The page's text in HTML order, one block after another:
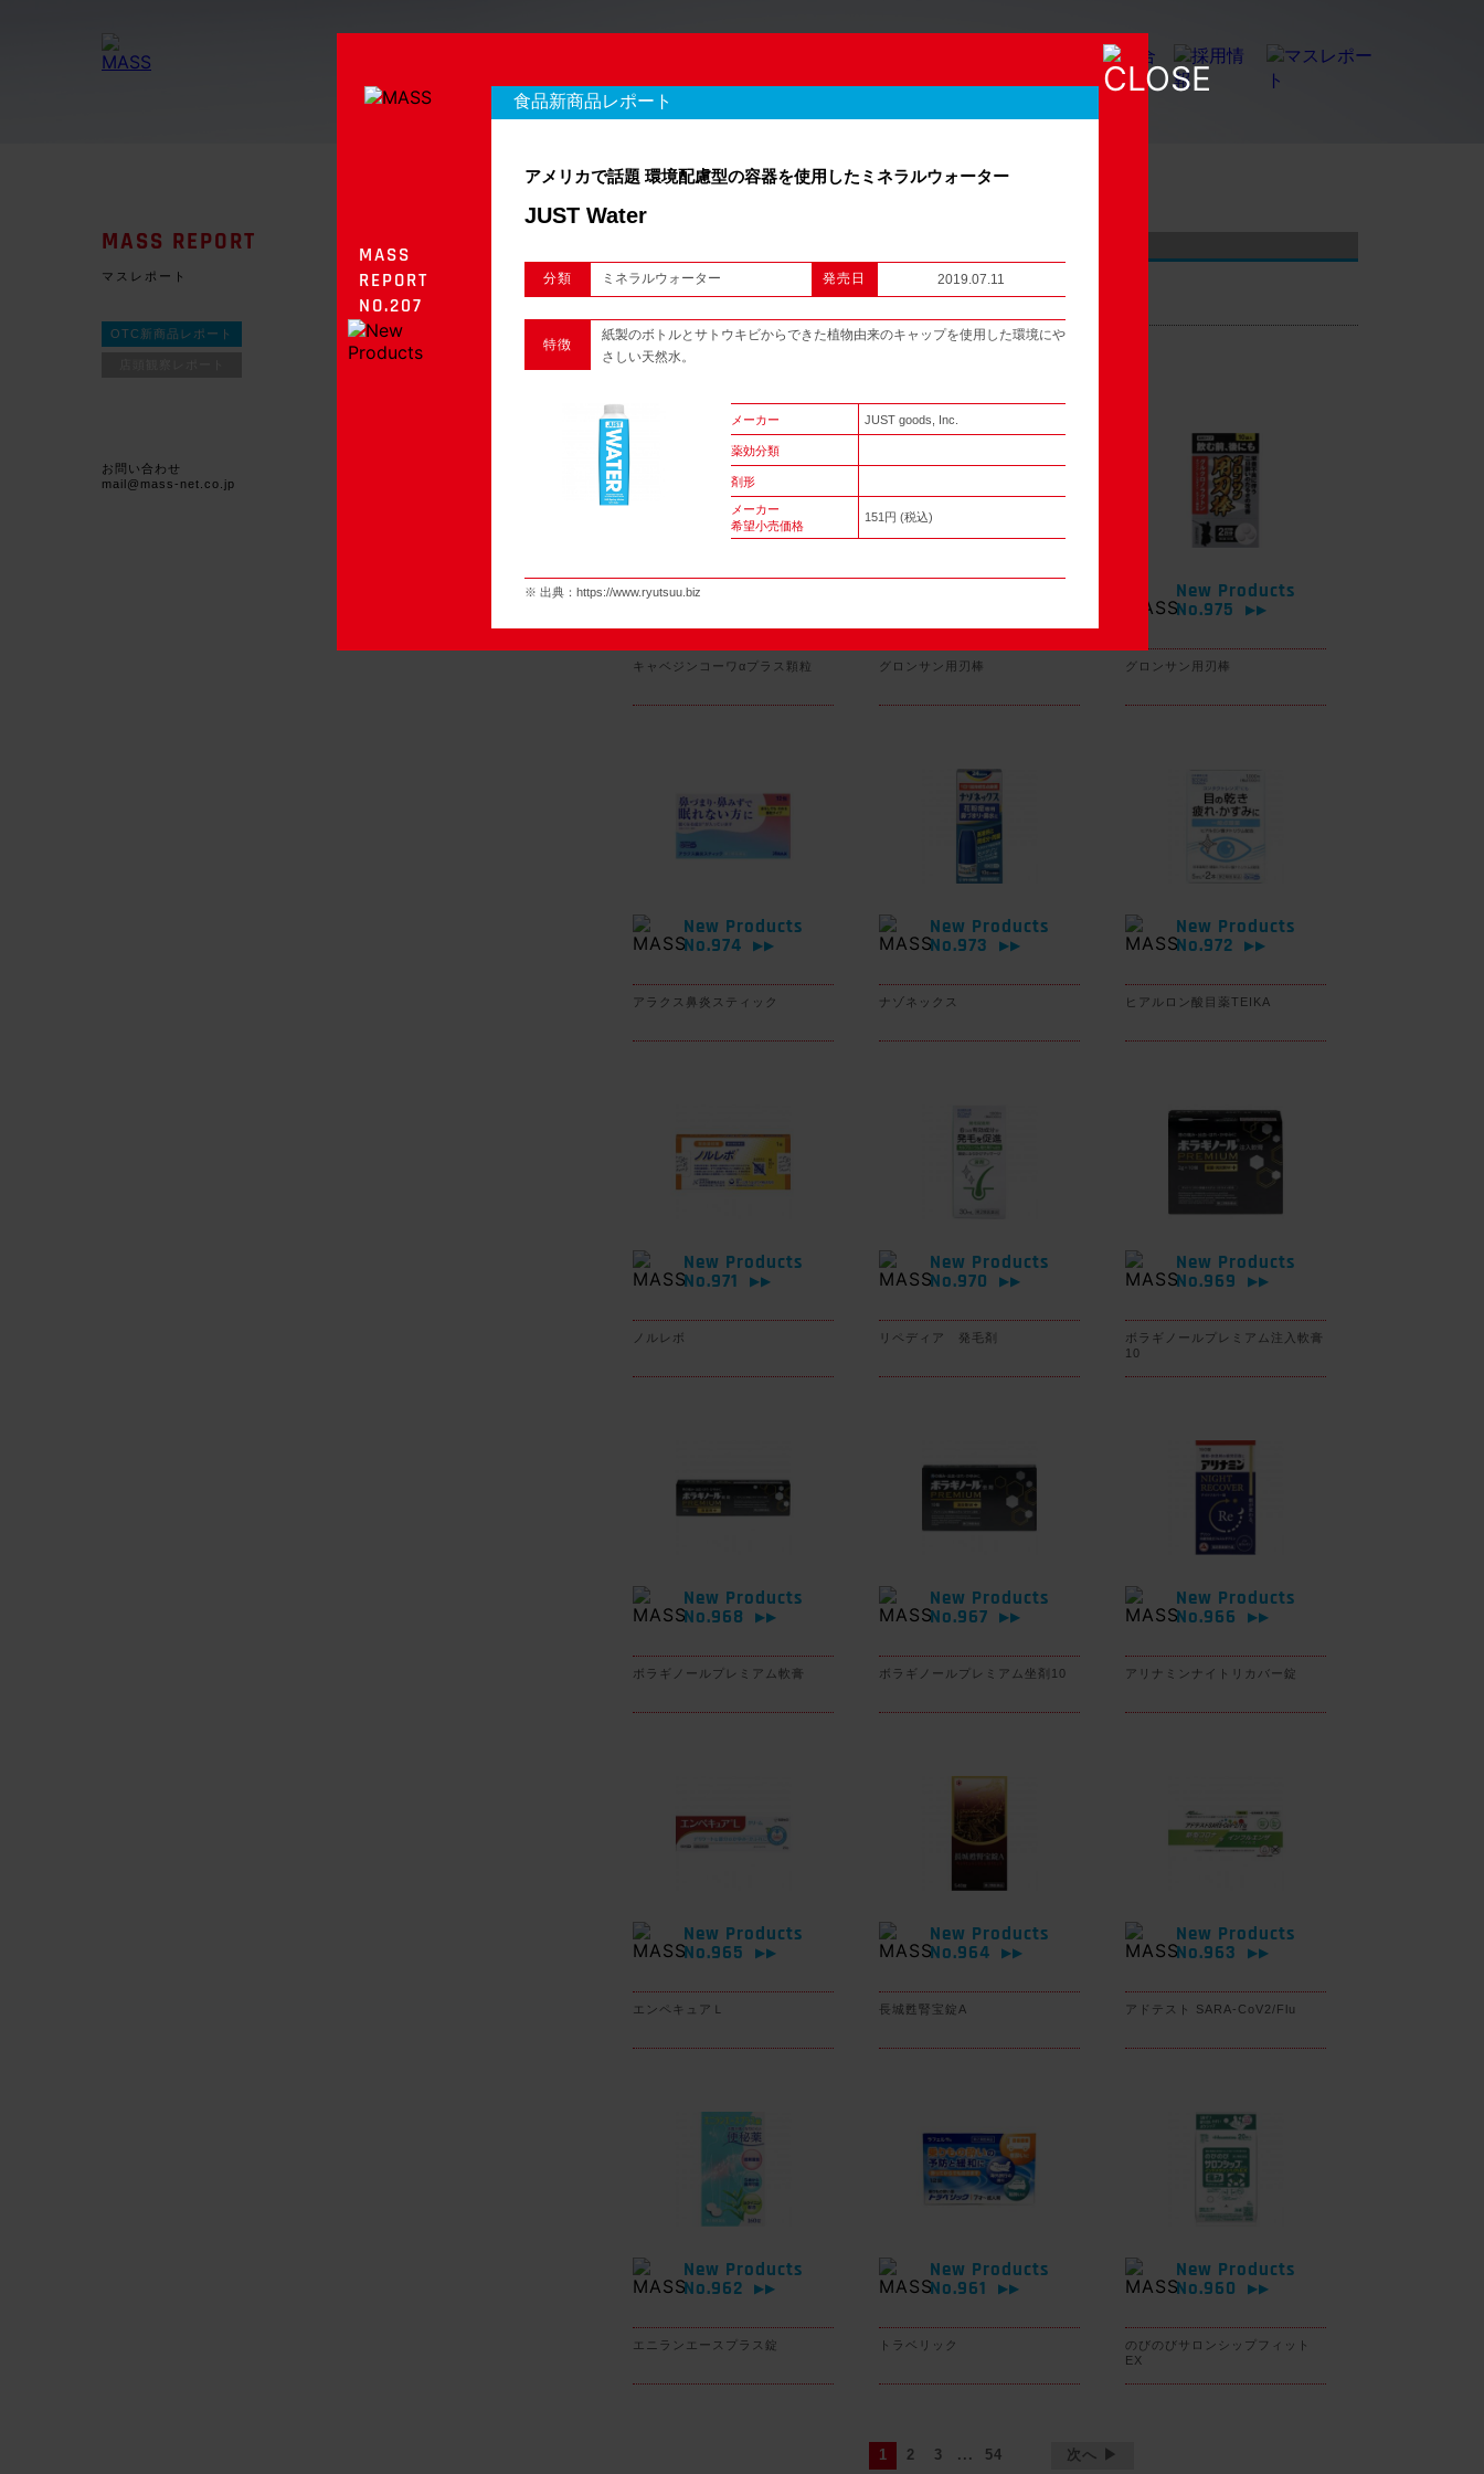
MASS REPORT
マスレポート
OTC新商品レポート
お問い合わせ
mail@mass-net.co.jp
970 件のレポート
New Products
キャベジンコーワαプラス顆粒 グロンサン用刃棒
New Products
No.975
▶▶
グロンサン用刃棒
New Products
No.974
▶▶
アラクス鼻炎スティック
New Products
No.973
▶▶
ナゾネックス
New Products
No.972
▶▶
ヒアルロン酸目薬TEIKA
New Products
No.971
▶▶
ノルレボ
New Products
No.970
▶▶
リペディア 発毛剤
New Products
No.969
▶▶
ボラギノールプレミアム注入軟膏
10
New Products
No.968
▶▶
ボラギノールプレミアム軟膏
New Products
No.967
▶▶
ボラギノールプレミアム坐剤10
New Products
No.966
▶▶
アリナミンナイトリカバー錠
New Products
No.965
▶▶
エンペキュアＬ
New Products
No.964
▶▶
長城甦腎宝錠A
New Products
No.963
▶▶
アドテスト SARA-CoV2/Flu
New Products
No.962
▶▶
エニランエースプラス錠
New Products
No.961
▶▶
トラベリック
New Products
No.960
▶▶
のびのびサロンシップフィット
EX
1 2 3 ... 54 次へ ▶
MASS
REPORT
NO.207
食品新商品レポート
アメリカで話題 環境配慮型の容器を使用したミネラルウォーター
JUST Water
分類 ミネラルウォーター 発売日 2019.07.11
特徴
紙製のボトルとサトウキビからできた植物由来のキャップを使用した環境にや
さしい天然水。
メーカー JUST goods, Inc.
薬効分類
剤形
メーカー
希望小売価格
151円 (税込)
※ 出典： https://www.ryutsuu.biz